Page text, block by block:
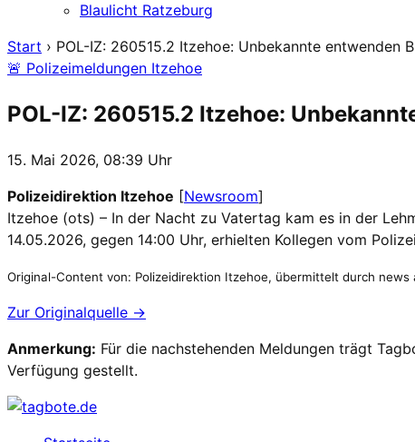
Blaulicht Ratzeburg
Start › POL-IZ: 260515.2 Itzehoe: Unbekannte
🚨 Polizeimeldungen Itzehoe
POL-IZ: 260515.2 Itzehoe:
15. Mai 2026, 08:39 Uhr
Polizeidirektion Itzehoe [Newsroom]
Itzehoe (ots) – In der Nacht zu Vatertag kam es in der
14.05.2026, gegen 14:00 Uhr, erhielten Kollegen vom
Original-Content von: Polizeidirektion Itzehoe, übermittelt durch news
Zur Originalquelle →
Anmerkung: Für die nachstehenden Meldungen trägt
Verfügung gestellt.